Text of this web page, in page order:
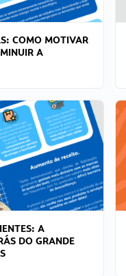
COMO MOTIVAR
A
A
DO GRANDE